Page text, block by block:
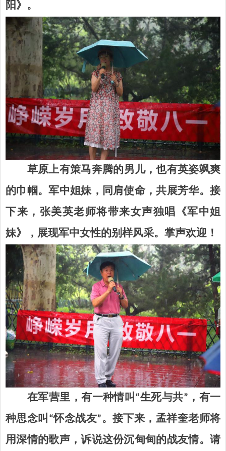
阳》。
草原上有策马奔腾的男儿，也有英姿飒爽
的巾帼。军中姐妹，同肩使命，共展芳华。接
下来，张美英老师将带来女声独唱《军中姐
妹》，展现军中女性的别样风采。掌声欢迎！
在军营里，有一种情叫“生死与共”，有一
种思念叫“怀念战友”。接下来，孟祥奎老师将
用深情的歌声，诉说这份沉甸甸的战友情。请